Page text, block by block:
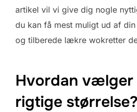
artikel vil vi give dig nogle
du kan få mest muligt ud af
og tilberede lækre wokretter
Hvordan vælger
rigtige størrelse?